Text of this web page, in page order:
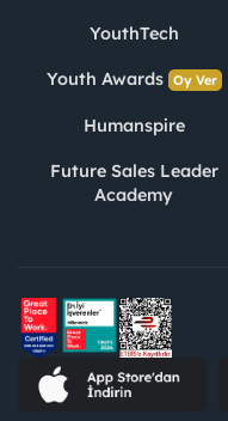
YouthTech
Youth Awards Oy Ver
Humanspire
Future Sales Leader
Academy